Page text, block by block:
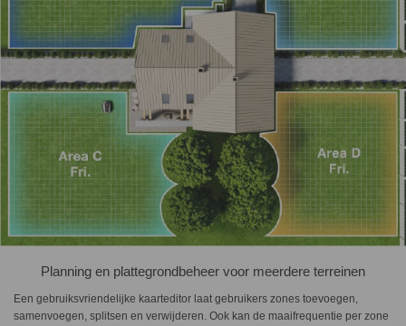
Planning en plattegrondbeheer voor meerdere terreinen
Een gebruiksvriendelijke kaarteditor laat gebruikers zones toevoegen,
samenvoegen, splitsen en verwijderen. Ook kan de maaifrequentie per zone